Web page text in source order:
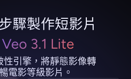
驟製作短影片
3.1 Lite
性引擎，將靜態影像轉
電影等級影片。